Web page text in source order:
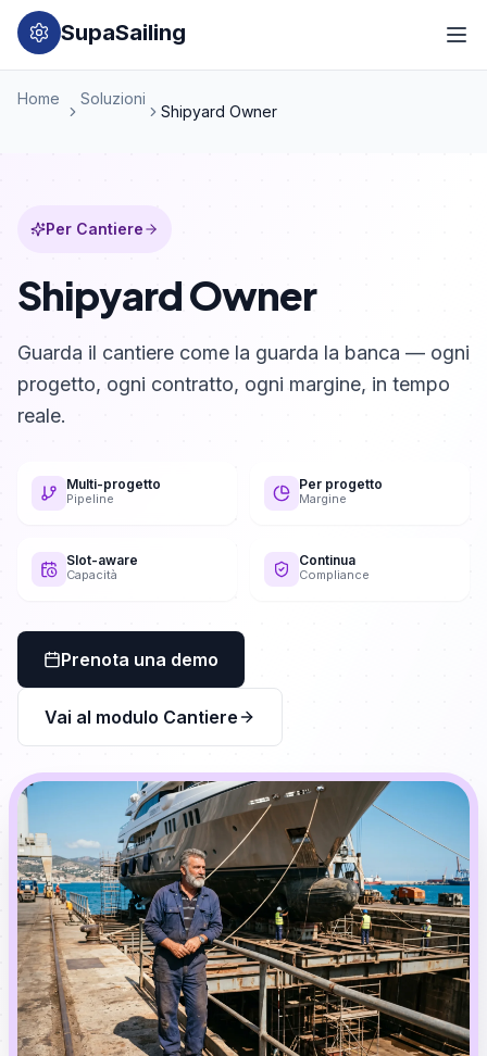
SupaSailing
Home Soluzioni
Shipyard Owner
Per Cantiere
Shipyard Owner
Guarda il cantiere come la guarda la banca — ogni
progetto, ogni contratto, ogni margine, in tempo
reale.
Multi-progetto
Pipeline
Per progetto
Margine
Slot-aware
Capacità
Continua
Compliance
Prenota una demo
Vai al modulo Cantiere